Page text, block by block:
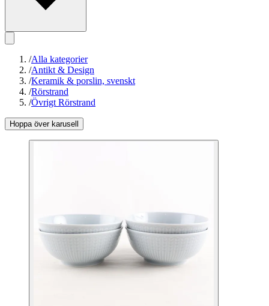
/Alla kategorier
/Antikt & Design
/Keramik & porslin, svenskt
/Rörstrand
/Övrigt Rörstrand
Hoppa över karusell